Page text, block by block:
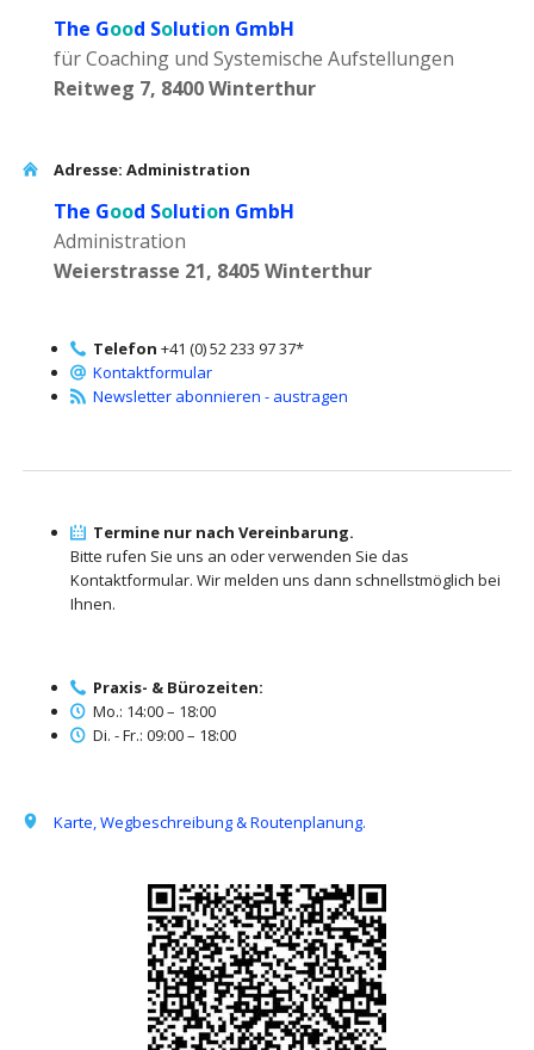
The Good Solution GmbH
für Coaching und Systemische Aufstellungen
Reitweg 7, 8400 Winterthur
Adresse: Administration
The Good Solution GmbH
Administration
Weierstrasse 21, 8405 Winterthur
Telefon +41 (0) 52 233 97 37*
Kontaktformular
Newsletter abonnieren - austragen
Termine nur nach Vereinbarung.
Bitte rufen Sie uns an oder verwenden Sie das
Kontaktformular. Wir melden uns dann schnellstmöglich bei
Ihnen.
Praxis- & Bürozeiten:
Mo.: 14:00 – 18:00
Di. - Fr.: 09:00 – 18:00
Karte, Wegbeschreibung & Routenplanung.